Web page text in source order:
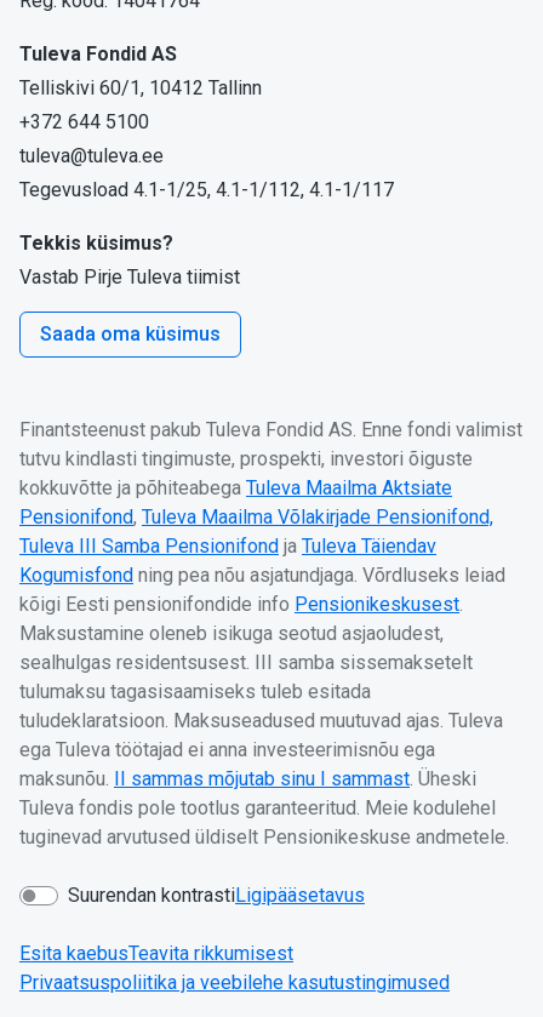
Tuleva Fondid AS
Telliskivi 60/1, 10412 Tallinn
+372 644 5100
tuleva@tuleva.ee
Tegevusload 4.1-1/25, 4.1-1/112, 4.1-1/117
Tekkis küsimus?
Vastab Pirje Tuleva tiimist
Saada oma küsimus
Finantsteenust pakub Tuleva Fondid AS. Enne fondi valimist
tutvu kindlasti tingimuste, prospekti, investori õiguste
kokkuvõtte ja põhiteabega Tuleva Maailma Aktsiate
Pensionifond, Tuleva Maailma Võlakirjade Pensionifond,
Tuleva III Samba Pensionifond ja Tuleva Täiendav
Kogumisfond ning pea nõu asjatundjaga. Võrdluseks leiad
kõigi Eesti pensionifondide info Pensionikeskusest
Maksustamine oleneb isikuga seotud asjaoludest,
sealhulgas residentsusest. III samba sissemaksetelt
tulumaksu tagasisaamiseks tuleb esitada
tuludeklaratsioon. Maksuseadused muutuvad ajas. Tuleva
ega Tuleva töötajad ei anna investeerimisnõu ega
maksunõu. II sammas mõjutab sinu I sammast . Üheski
Tuleva fondis pole tootlus garanteeritud. Meie kodulehel
tuginevad arvutused üldiselt Pensionikeskuse andmetele.
Suurendan kontrastiLigipääsetavus
Esita kaebusTeavita rikkumisest
Privaatsuspoliitika ja veebilehe kasutustingimused